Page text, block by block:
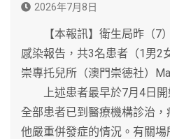
2026年7月8日
【本報訊】衛生局昨（7
感染報告，共3名患者（1男2
崇專托兒所（澳門崇德社）
上述患者最早於7月4日開
全部患者已到醫療機構診治
他嚴重併發症的情況。有關